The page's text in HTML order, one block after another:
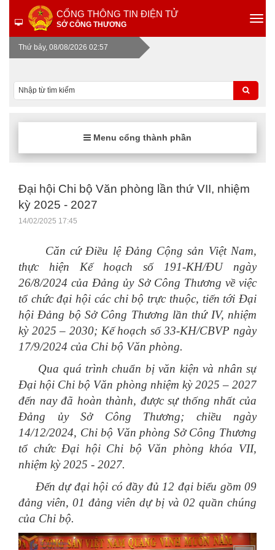
CỔNG THÔNG TIN ĐIỆN TỬ
SỞ CÔNG THƯƠNG
Thứ bảy, 08/08/2026 02:57
Menu cổng thành phần
Đại hội Chi bộ Văn phòng lần thứ VII, nhiệm
kỳ 2025 - 2027
14/02/2025 17:45
Căn cứ Điều lệ Đảng Cộng sản Việt Nam,
thực hiện Kế hoạch số 191-KH/ĐU ngày
26/8/2024 của Đảng ủy Sở Công Thương về việc
tổ chức đại hội các chi bộ trực thuộc, tiến tới Đại
hội Đảng bộ Sở Công Thương lần thứ IV, nhiệm
kỳ 2025 – 2030; Kế hoạch số 33-KH/CBVP ngày
17/9/2024 của Chi bộ Văn phòng.
Qua quá trình chuẩn bị văn kiện và nhân sự
Đại hội Chi bộ Văn phòng nhiệm kỳ 2025 – 2027
đến nay đã hoàn thành, được sự thống nhất của
Đảng ủy Sở Công Thương; chiều ngày
14/12/2024, Chi bộ Văn phòng Sở Công Thương
tổ chức Đại hội Chi bộ Văn phòng khóa VII,
nhiệm kỳ 2025 - 2027.
Đến dự đại hội có đầy đủ 12 đại biểu gồm 09
đảng viên, 01 đảng viên dự bị và 02 quần chúng
của Chi bộ.